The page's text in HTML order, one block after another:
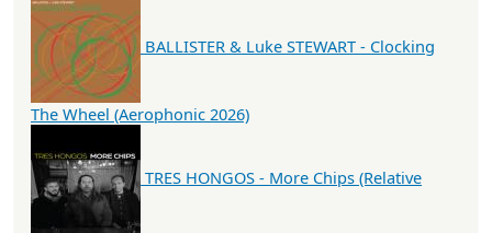
BALLISTER & Luke STEWART - Clocking
The Wheel (Aerophonic 2026)
TRES HONGOS - More Chips (Relative